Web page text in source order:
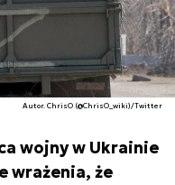
Autor. ChrisO (@ChrisO_wiki)/Twitter
wojny w Ukrainie
wrażenia, że